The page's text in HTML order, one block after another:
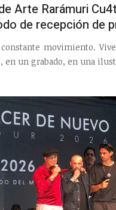
Arte Rarámuri
de recepción de
movimiento.
en un grabado, en una